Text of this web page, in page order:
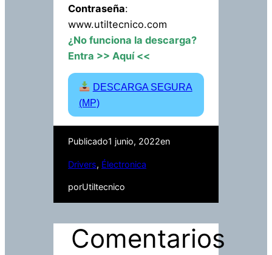
Contraseña:
www.utiltecnico.com
¿No funciona la descarga?
Entra >> Aquí <<
DESCARGA SEGURA
(MP)
Publicado1 junio, 2022en
Drivers, Électronica
porUtiltecnico
Comentarios